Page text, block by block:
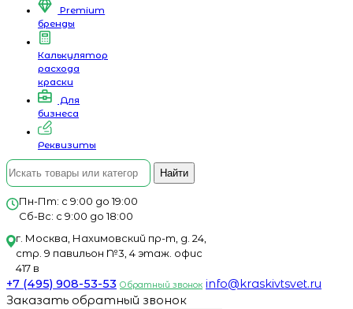
Premium
бренды
Калькулятор
расхода
краски
Для
бизнеса
Реквизиты
Найти
Пн-Пт: с 9:00 до 19:00
Сб-Вс: с 9:00 до 18:00
г. Москва, Нахимовский пр-т, д. 24,
стр. 9 павильон №3, 4 этаж. офис
417 в
+7 (495) 908-53-53 Обратный звонок info@kraskivtsvet.ru
Заказать обратный звонок